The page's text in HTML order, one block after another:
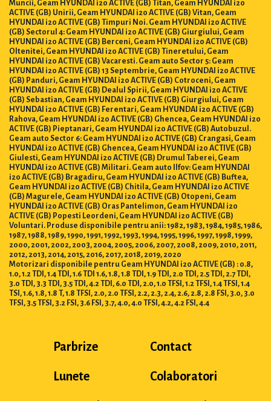
ACTIVE (GB) Unirii, Geam HYUNDAI i20 ACTIVE (GB) Vitan, Geam
HYUNDAI i20 ACTIVE (GB) Timpuri Noi. Geam HYUNDAI i20 ACTIVE
(GB) Sectorul 4: Geam HYUNDAI i20 ACTIVE (GB) Giurgiului, Geam
HYUNDAI i20 ACTIVE (GB) Berceni, Geam HYUNDAI i20 ACTIVE (GB)
Oltenitei, Geam HYUNDAI i20 ACTIVE (GB) Tineretului, Geam
HYUNDAI i20 ACTIVE (GB) Vacaresti. Geam auto Sector 5: Geam
HYUNDAI i20 ACTIVE (GB) 13 Septembrie, Geam HYUNDAI i20 ACTIVE
(GB) Panduri, Geam HYUNDAI i20 ACTIVE (GB) Cotroceni, Geam
HYUNDAI i20 ACTIVE (GB) Dealul Spirii, Geam HYUNDAI i20 ACTIVE
(GB) Sebastian, Geam HYUNDAI i20 ACTIVE (GB) Giurgiului, Geam
HYUNDAI i20 ACTIVE (GB) Ferentari, Geam HYUNDAI i20 ACTIVE (GB)
Rahova, Geam HYUNDAI i20 ACTIVE (GB) Ghencea, Geam HYUNDAI i20
ACTIVE (GB) Pieptanari, Geam HYUNDAI i20 ACTIVE (GB) Autobuzul.
Geam auto Sector 6: Geam HYUNDAI i20 ACTIVE (GB) Crangasi, Geam
HYUNDAI i20 ACTIVE (GB) Ghencea, Geam HYUNDAI i20 ACTIVE (GB)
Giulesti, Geam HYUNDAI i20 ACTIVE (GB) Drumul Taberei, Geam
HYUNDAI i20 ACTIVE (GB) Militari. Geam auto Ilfov: Geam HYUNDAI
i20 ACTIVE (GB) Bragadiru, Geam HYUNDAI i20 ACTIVE (GB) Buftea,
Geam HYUNDAI i20 ACTIVE (GB) Chitila, Geam HYUNDAI i20 ACTIVE
(GB) Magurele, Geam HYUNDAI i20 ACTIVE (GB) Otopeni, Geam
HYUNDAI i20 ACTIVE (GB) Oras Pantelimon, Geam HYUNDAI i20
ACTIVE (GB) Popesti Leordeni, Geam HYUNDAI i20 ACTIVE (GB)
Voluntari. Produse disponibile pentru anii: 1982, 1983, 1984, 1985, 1986,
1987, 1988, 1989, 1990, 1991, 1992, 1993, 1994, 1995, 1996, 1997, 1998, 1999,
2000, 2001, 2002, 2003, 2004, 2005, 2006, 2007, 2008, 2009, 2010, 2011,
2012, 2013, 2014, 2015, 2016, 2017, 2018, 2019, 2020
Motorizari disponibile pentru Geam HYUNDAI i20 ACTIVE (GB) : 0.8,
1.0, 1.2 TDI, 1.4 TDI, 1.6 TDI 1.6, 1.8, 1.8 TDI, 1.9 TDI, 2.0 TDI, 2.5 TDI, 2.7 TDI,
3.0 TDI, 3.3 TDI, 3.5 TDI, 4.2 TDI, 6.0 TDI, 2.0, 1.0 TFSI, 1.2 TFSI, 1.4 TFSI, 1.4
TSI, 1.6, 1.8, 1.8 T, 1.8 TFSI, 2.0, 2.0 TFSI, 2.2, 2.3, 2.4, 2.6, 2.8, 2.8 FSI, 3.0, 3.0
TFSI, 3.5 TFSI, 3.2 FSI, 3.6 FSI, 3.7, 4.0, 4.0 TFSI, 4.2, 4.2 FSI, 4.4
Parbrize
Lunete
Contact
Colaboratori